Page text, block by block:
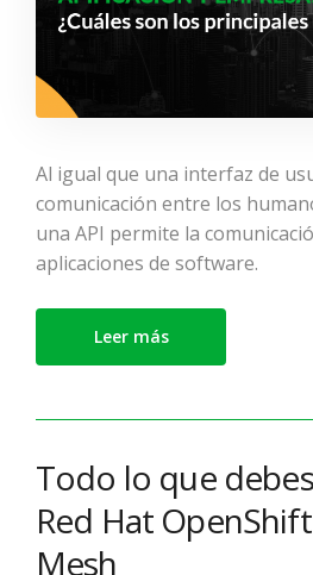
Al igual que una interfaz de
comunicación entre los
una API permite la
aplicaciones de software.
Leer más
Todo lo que
Red Hat
Mesh